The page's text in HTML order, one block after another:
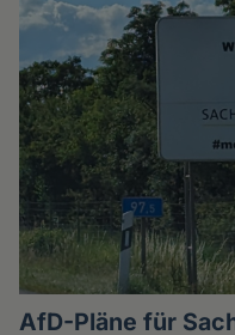
AfD-Pläne für